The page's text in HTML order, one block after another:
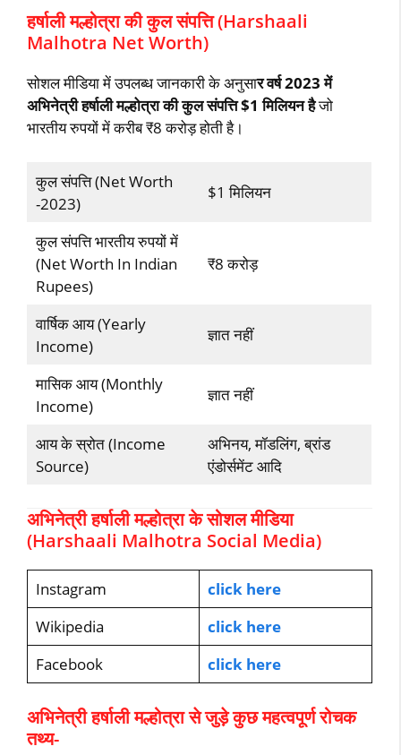
हर्षाली मल्होत्रा की कुल संपत्ति (Harshaali
Malhotra Net Worth)
सोशल मीडिया में उपलब्ध जानकारी के अनुसार वर्ष 2023 में
अभिनेत्री हर्षाली मल्होत्रा की कुल संपत्ति $1 मिलियन हैजो
भारतीय रुपयों में करीब ₹8 करोड़ होती है।
कुल संपत्ति (Net Worth
-2023)
$1 मिलियन
कुल संपत्ति भारतीय रुपयों में
(Net Worth In Indian
Rupees)
₹8 करोड़
वार्षिक आय (Yearly
Income)
ज्ञात नहीं
मासिक आय (Monthly
Income)
ज्ञात नहीं
आय के स्रोत (Income
Source)
अभिनय, मॉडलिंग, ब्रांड
एंडोर्समेंट आदि
अभिनेत्री हर्षाली मल्होत्रा के सोशल मीडिया
(Harshaali Malhotra Social Media)
Instagram
click here
Wikipedia
click here
Facebook
click here
अभिनेत्री हर्षाली मल्होत्रा से जुड़े कुछ महत्वपूर्ण रोचक
तथ्य-